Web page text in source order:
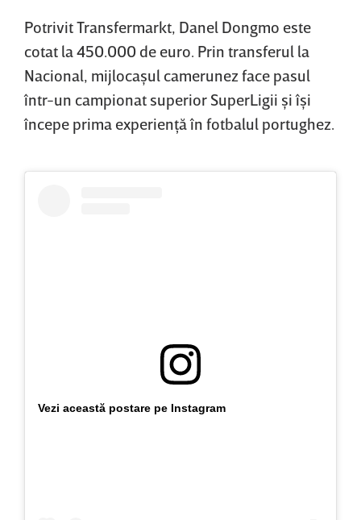
Potrivit Transfermarkt, Danel Dongmo este
cotat la 450.000 de euro. Prin transferul la
Nacional, mijlocaşul camerunez face pasul
într-un campionat superior SuperLigii şi îşi
începe prima experienţă în fotbalul portughez.
Vezi această postare pe Instagram